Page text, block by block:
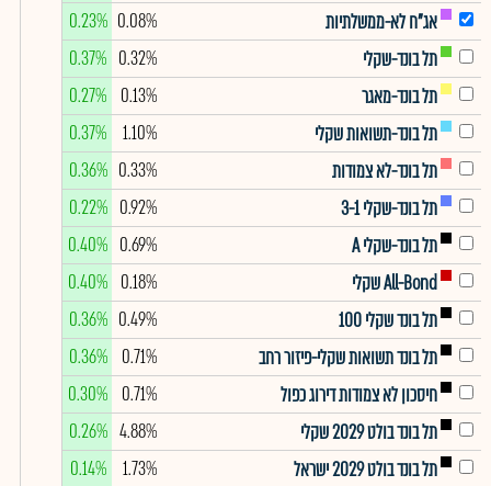
אג"ח לא-ממשלתיות
0.08%
0.23%
תל בונד-שקלי
0.32%
0.37%
תל בונד-מאגר
0.13%
0.27%
תל בונד-תשואות שקלי
1.10%
0.37%
תל בונד-לא צמודות
0.33%
0.36%
תל בונד-שקלי 3-1
0.92%
0.22%
תל בונד-שקלי A
0.69%
0.40%
All-Bond שקלי
0.18%
0.40%
תל בונד שקלי 100
0.49%
0.36%
תל בונד תשואות שקלי-פיזור רחב
0.71%
0.36%
חיסכון לא צמודות דירוג כפול
0.71%
0.30%
תל בונד בולט 2029 שקלי
4.88%
0.26%
תל בונד בולט 2029 ישראל
1.73%
0.14%